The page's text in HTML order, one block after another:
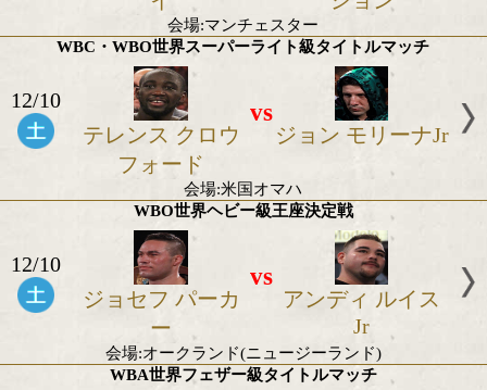
ノックアウトCPフ
レッシュマート
会場:タイ・ナコンラチャシマ
WBA世界スーパーフライ級戦
カリッド ヤファ
イ
vs
ルイス コン
会場:マンチェスター
WBC・WBO世界スーパーライト級タイトルマ
12/10